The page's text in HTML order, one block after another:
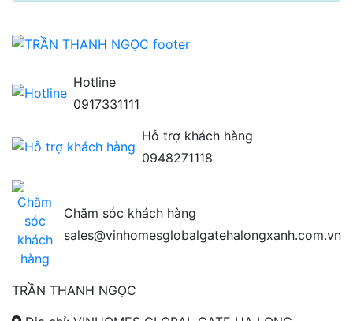
Hotline
0917331111
Hỗ trợ khách hàng
0948271118
Chăm sóc khách hàng
sales@vinhomesglobalgatehalongxanh.com.vn
TRẦN THANH NGỌC